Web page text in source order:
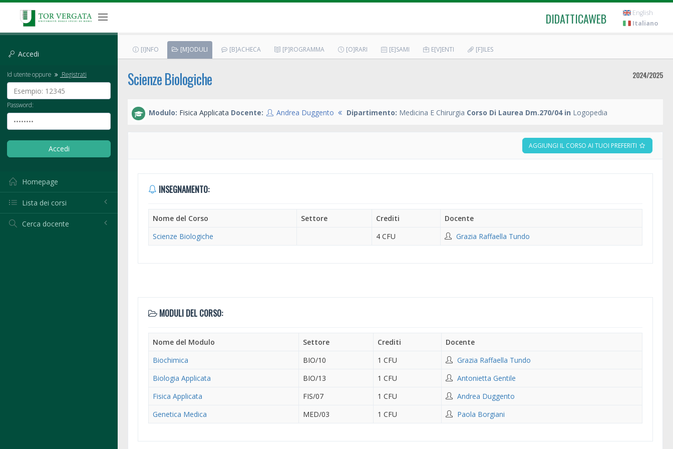
DIDATTICAWEB
English
Italiano
Accedi
Id utente oppure Registrati
Password:
Homepage
Lista dei corsi
Cerca docente
[I]NFO [M]ODULI [B]ACHECA [P]ROGRAMMA [O]RARI [E]SAMI E[V]ENTI [F]ILES
Scienze Biologiche 2024/2025
Modulo: Fisica Applicata Docente: Andrea Duggento Dipartimento: Medicina E Chirurgia Corso Di Laurea Dm.270/04 in Logopedia
AGGIUNGI IL CORSO AI TUOI PREFERITI
INSEGNAMENTO:
Nome del Corso Settore Crediti
Docente
Scienze Biologiche
4 CFU Grazia Raffaella Tundo
MODULI DEL CORSO:
Nome del Modulo Settore Crediti
Docente
Biochimica
BIO/10 1 CFU
Grazia Raffaella Tundo
Biologia Applicata
BIO/13 1 CFU
Antonietta Gentile
Fisica Applicata
FIS/07 1 CFU
Andrea Duggento
Genetica Medica
MED/03 1 CFU Paola Borgiani